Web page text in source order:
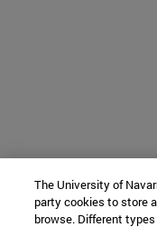
The University of
party cookies to store
browse. Different